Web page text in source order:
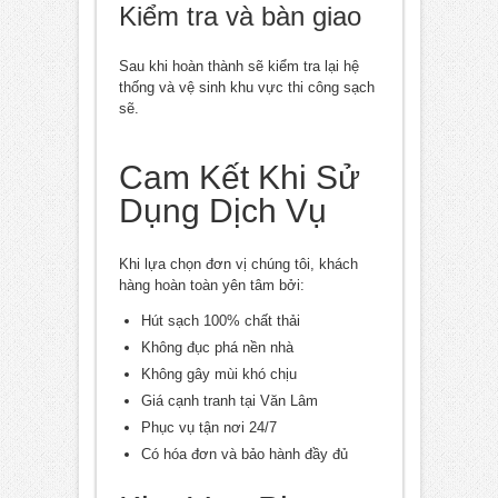
Kiểm tra và bàn giao
Sau khi hoàn thành sẽ kiểm tra lại hệ
thống và vệ sinh khu vực thi công sạch
sẽ.
Cam Kết Khi Sử
Dụng Dịch Vụ
Khi lựa chọn đơn vị chúng tôi, khách
hàng hoàn toàn yên tâm bởi:
Hút sạch 100% chất thải
Không đục phá nền nhà
Không gây mùi khó chịu
Giá cạnh tranh tại Văn Lâm
Phục vụ tận nơi 24/7
Có hóa đơn và bảo hành đầy đủ